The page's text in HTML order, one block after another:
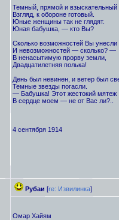
Темный, прямой и взыскательный
Взгляд, к обороне готовый.
Юные женщины так не глядят.
Юная бабушка, — кто Вы?
Сколько возможностей Вы унесли
И невозможностей — сколько? —
В ненасытимую прорву земли,
Двадцатилетняя полька!
День был невинен, и ветер был
Темные звезды погасли.
— Бабушка! Этот жестокий мятеж
В сердце моем — не от Вас ли?..
4 сентября 1914
Рубаи [re: Извилинка]
Омар Хайям